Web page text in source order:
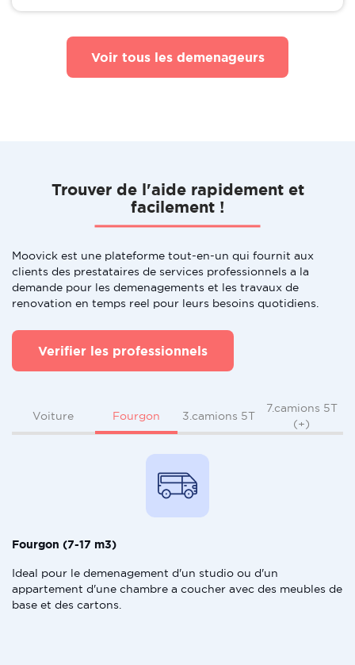
Voir tous les demenageurs
Trouver de l'aide rapidement et
facilement !
Moovick est une plateforme tout-en-un qui fournit aux
clients des prestataires de services professionnels a la
demande pour les demenagements et les travaux de
renovation en temps reel pour leurs besoins quotidiens.
Verifier les professionnels
Voiture Fourgon 3.camions 5T
7.camions 5T
(+)
Fourgon (7-17 m3)
Ideal pour le demenagement d'un studio ou d'un
appartement d'une chambre a coucher avec des meubles de
base et des cartons.